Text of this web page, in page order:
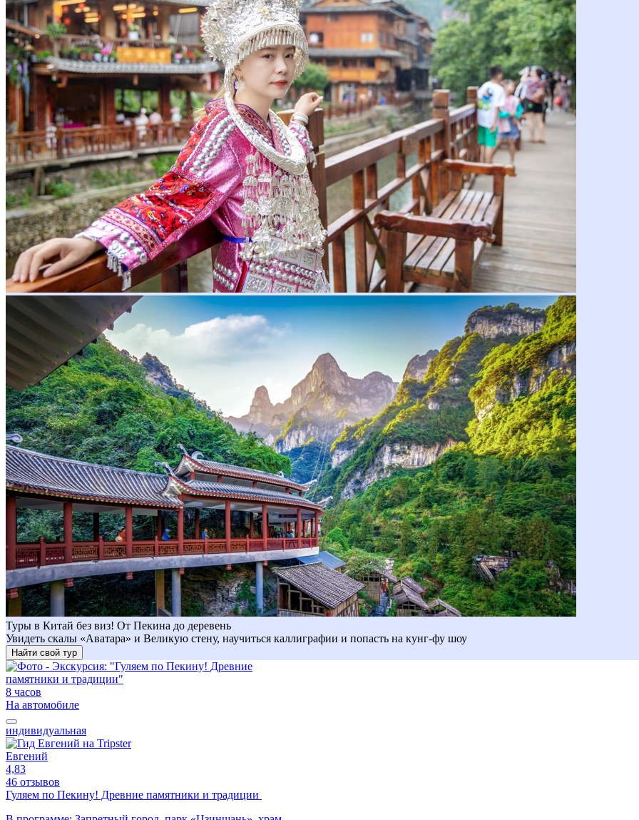
Туры в Китай без виз! От Пекина до деревень
Увидеть скалы «Аватара» и Великую стену, научиться каллиграфии и попасть на кунг-фу шоу
Найти свой тур
8 часов
На автомобиле
индивидуальная
Евгений
4,83
46 отзывов
Гуляем по Пекину! Древние памятники и традиции